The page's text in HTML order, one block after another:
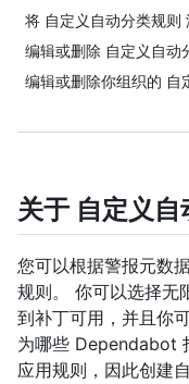
将 自定义自动分类规则
编辑或删除 自定义自动
编辑或删除你组织的 自
关于 自定义自
您可以根据警报元数
规则。 你可以选择无
到补丁可用，并且你
为哪些 Dependabot
应用规则，因此创建